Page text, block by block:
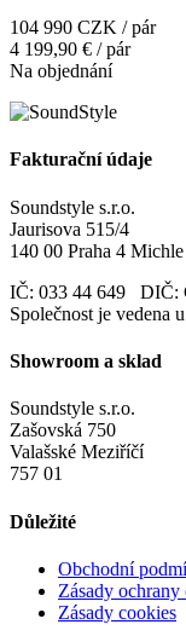
104 990 CZK / pár
4 199,90 € / pár
Na objednání
Fakturační údaje
Soundstyle s.r.o.
Jaurisova 515/4
140 00 Praha 4 Michle
IČ: 033 44 649 DIČ:
Společnost je vedena
Showroom a sklad
Soundstyle s.r.o.
Zašovská 750
Valašské Meziříčí
757 01
Důležité
Obchodní
Zásady
Zásady cookies